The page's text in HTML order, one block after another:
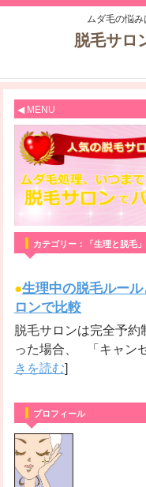
ムダ毛の悩
脱毛サロ
◀ MENU
カテゴリー：「生理と脱毛
●生理中の脱毛ルー
ロンで比較
脱毛サロンは完全予約
った場合、 「キャン
きを読む]
プロフィール